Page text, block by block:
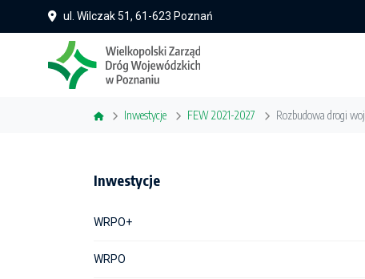
ul. Wilczak 51, 61-623 Poznań
Inwestycje FEW 2021-2027 Rozbudowa drogi
Inwestycje
WRPO+
WRPO